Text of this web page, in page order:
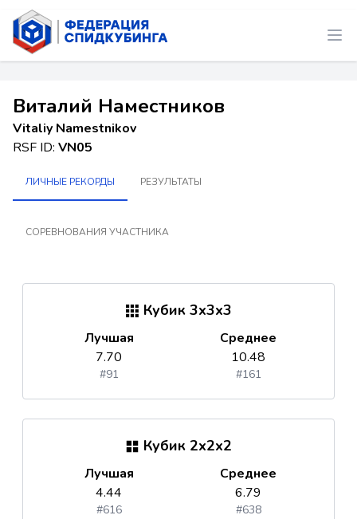
Виталий Наместников
Vitaliy Namestnikov
RSF ID: VN05
ЛИЧНЫЕ РЕКОРДЫ РЕЗУЛЬТАТЫ
СОРЕВНОВАНИЯ УЧАСТНИКА
Кубик 3x3x3
Лучшая
7.70
#91
Среднее
10.48
#161
Кубик 2x2x2
Лучшая
4.44
#616
Среднее
6.79
#638